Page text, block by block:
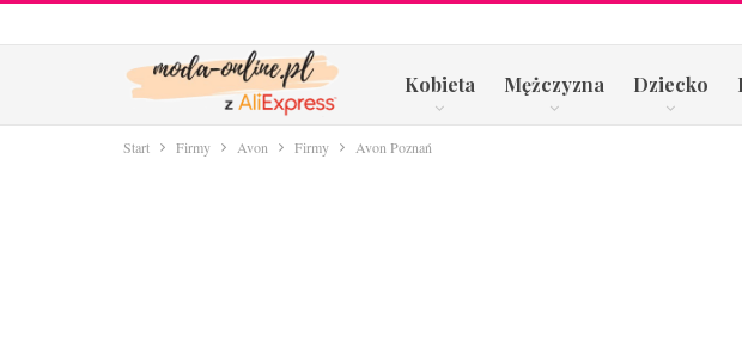
Kobieta Mężczyzna Dziecko
Start Firmy Avon Firmy Avon Poznań